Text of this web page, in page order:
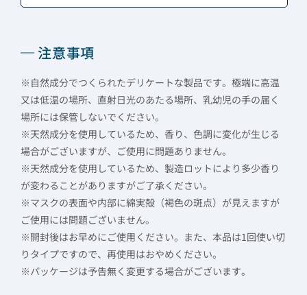
注意事項
※自然成分でつくられたデリケートな製品です。極端に高温
又は低温の場所、直射日光のあたる場所、乳幼児の手の届く
場所には保管しないでください。
※天然成分を使用しているため、香り、色調に変化が生じる
場合がございますが、ご使用に問題ありません。
※天然成分を使用しているため、製造ロットにより多少香り
が変わることがありますがご了承ください。
※マスクの表面や内部に綿実殻（褐色の斑点）が見えますが
ご使用には問題ございません。
※開封後はお早めにご使用ください。また、本品は1回使い切
りタイプですので、再使用はおやめください。
※パッケージは予告無く変更する場合がございます。